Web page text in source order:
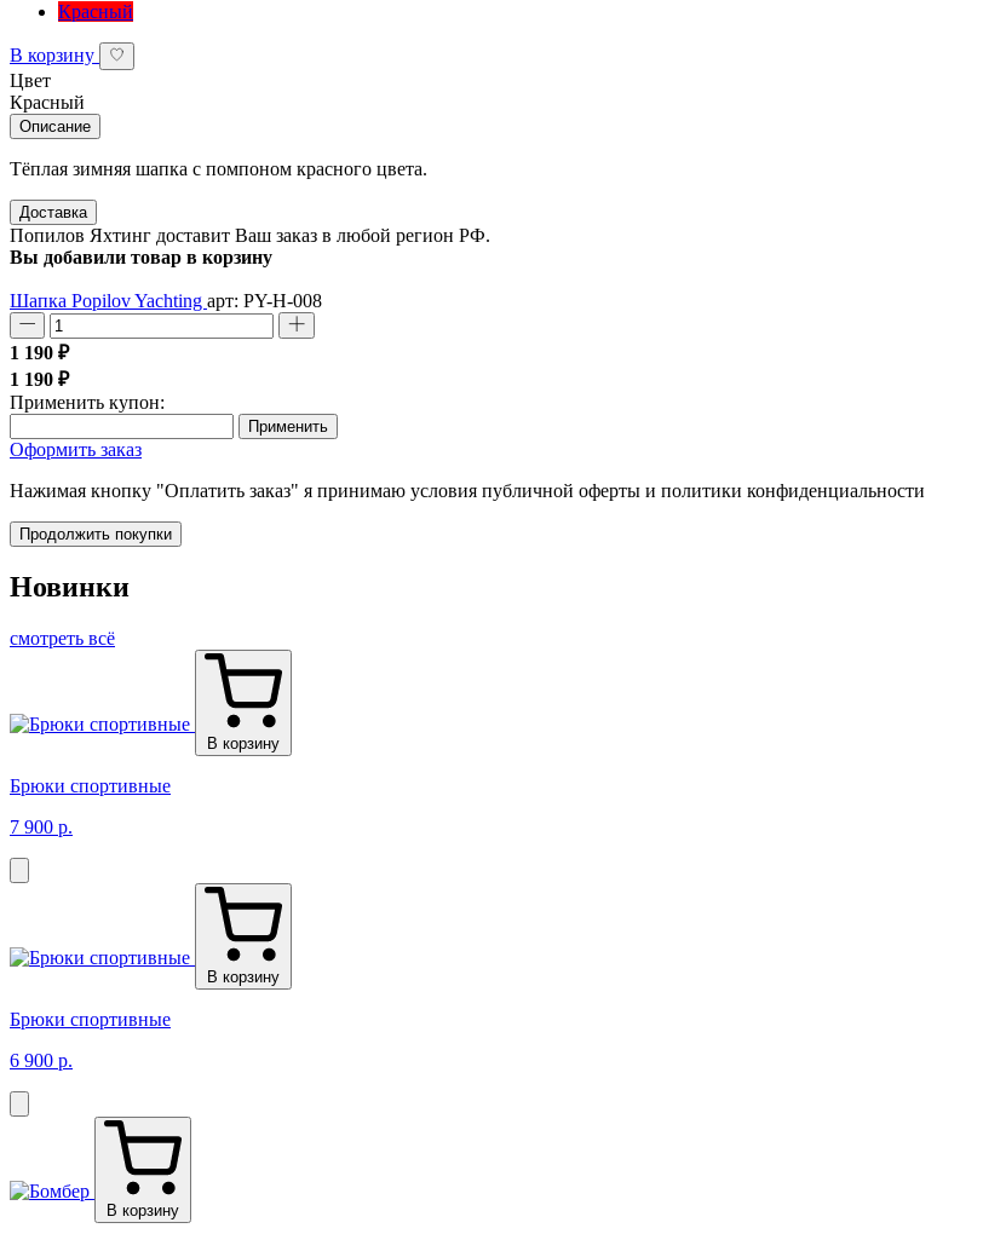
Красный
В корзину
Цвет
Красный
Описание
Тёплая зимняя шапка с помпоном красного цвета.
Доставка
Попилов Яхтинг доставит Ваш заказ в любой регион РФ.
Вы добавили товар в корзину
Шапка Popilov Yachting арт: PY-H-008
1 190 ₽
1 190 ₽
Применить купон:
Применить
Оформить заказ
Нажимая кнопку "Оплатить заказ" я принимаю условия публичной оферты и политики конфиденциальности
Продолжить покупки
Новинки
смотреть всё
В корзину
Брюки спортивные
7 900 р.
В корзину
Брюки спортивные
6 900 р.
В корзину